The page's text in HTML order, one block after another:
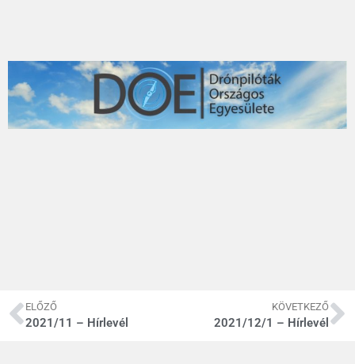
ELŐZŐ
2021/11 – Hírlevél
KÖVETKEZŐ
2021/12/1 – Hírlevél